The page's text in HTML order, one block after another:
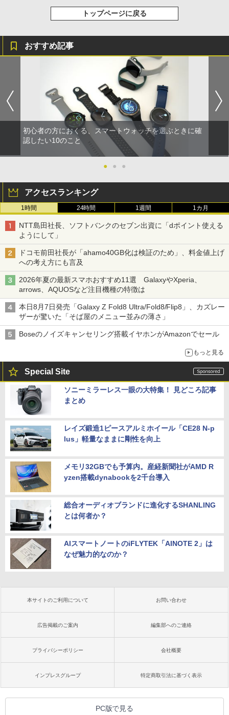
トップページに戻る
おすすめ記事
初心者の方におくる、スマートウォッチを選ぶときに確
認したい10のこと
● ● ●
アクセスランキング
1時間 24時間 1週間 1カ月
NTT島田社長、ソフトバンクのセブン出資に「dポイント使える
ようにして」
ドコモ前田社長が「ahamo40GB化は検証のため」、料金値上げ
への考え方にも言及
2026年夏の最新スマホおすすめ11選 GalaxyやXperia、
arrows、AQUOSなど注目機種の特徴は
本日8月7日発売「Galaxy Z Fold8 Ultra/Fold8/Flip8」、カズレー
ザーが驚いた「そば屋のメニュー並みの薄さ」
Boseのノイズキャンセリング搭載イヤホンがAmazonでセール
もっと見る
Special Site
ソニーミラーレス一眼の大特集！ 見どころ記事
まとめ
レイズ鍛造1ピースアルミホイール「CE28 N-p
lus」軽量なままに剛性を向上
メモリ32GBでも予算内。産経新聞社がAMD R
yzen搭載dynabookを2千台導入
総合オーディオブランドに進化するSHANLING
とは何者か？
AIスマートノートのiFLYTEK「AINOTE 2」は
なぜ魅力的なのか？
本サイトのご利用について お問い合わせ
広告掲載のご案内 編集部へのご連絡
プライバシーポリシー 会社概要
インプレスグループ 特定商取引法に基づく表示
PC版で見る